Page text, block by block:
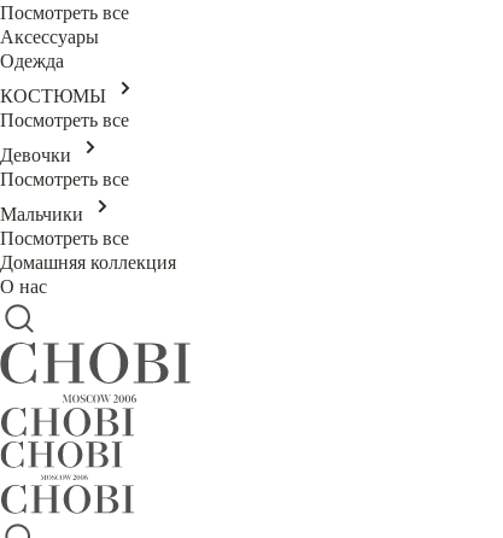
Посмотреть все
Аксессуары
Одежда
КОСТЮМЫ
Посмотреть все
Девочки
Посмотреть все
Мальчики
Посмотреть все
Домашняя коллекция
О нас